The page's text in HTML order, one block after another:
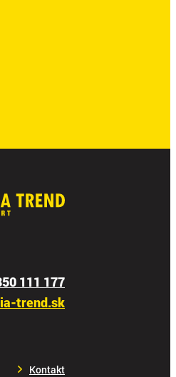
111 177
trend.sk
Kontakt